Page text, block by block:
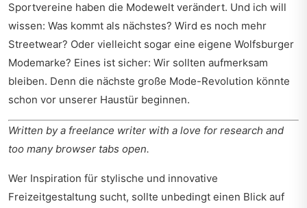
Sportvereine haben die Modewelt verändert. Und ich will
wissen: Was kommt als nächstes? Wird es noch mehr
Streetwear? Oder vielleicht sogar eine eigene Wolfsburger
Modemarke? Eines ist sicher: Wir sollten aufmerksam
bleiben. Denn die nächste große Mode-Revolution könnte
schon vor unserer Haustür beginnen.
Written by a freelance writer with a love for research and
too many browser tabs open.
Wer Inspiration für stylische und innovative
Freizeitgestaltung sucht, sollte unbedingt einen Blick auf